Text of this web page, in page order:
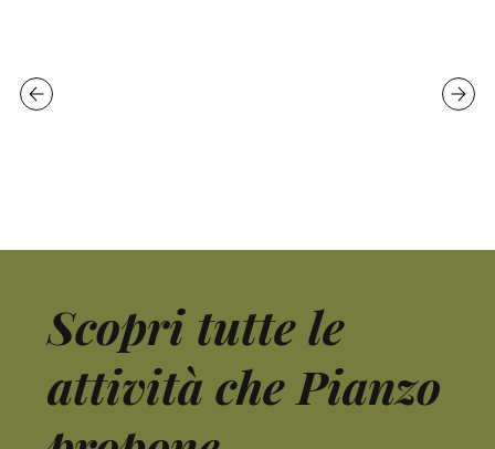
Scopri tutte le
attività che Pianzo